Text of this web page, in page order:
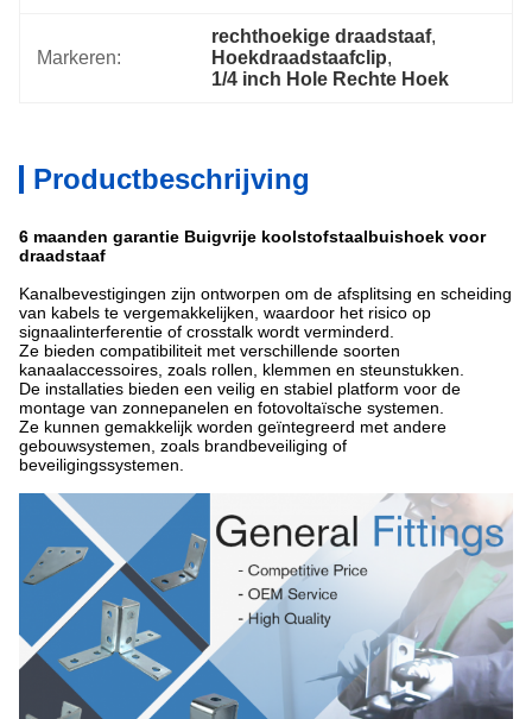
Markeren:
rechthoekige draadstaaf,
Hoekdraadstaafclip,
1/4 inch Hole Rechte Hoek
Productbeschrijving
6 maanden garantie Buigvrije koolstofstaalbuishoek voor
draadstaaf
Kanalbevestigingen zijn ontworpen om de afsplitsing en scheiding
van kabels te vergemakkelijken, waardoor het risico op
signaalinterferentie of crosstalk wordt verminderd.
Ze bieden compatibiliteit met verschillende soorten
kanaalaccessoires, zoals rollen, klemmen en steunstukken.
De installaties bieden een veilig en stabiel platform voor de
montage van zonnepanelen en fotovoltaïsche systemen.
Ze kunnen gemakkelijk worden geïntegreerd met andere
gebouwsystemen, zoals brandbeveiliging of
beveiligingssystemen.